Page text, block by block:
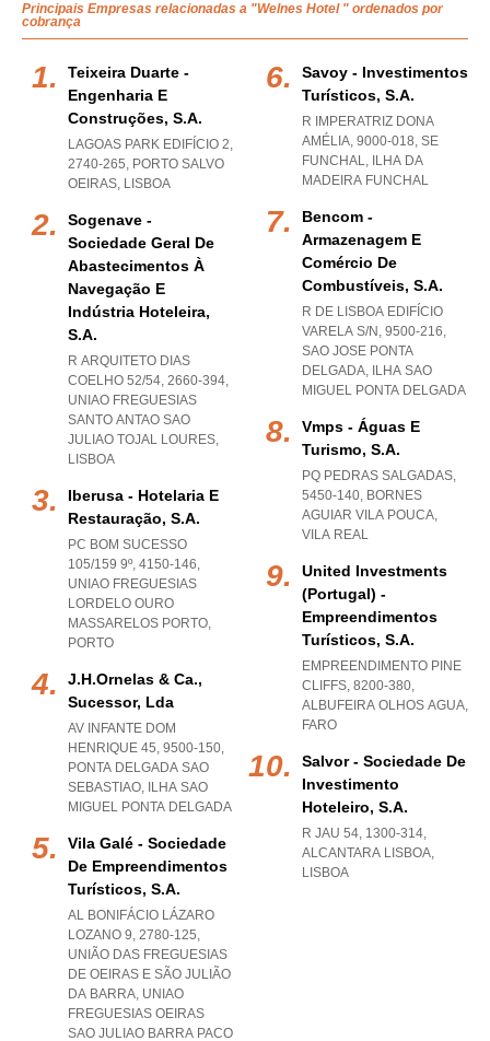
Principais Empresas relacionadas a "Welnes Hotel " ordenados por
cobrança
Teixeira Duarte -
Engenharia E
Construções, S.a.
LAGOAS PARK EDIFÍCIO 2,
2740-265, PORTO SALVO
OEIRAS, LISBOA
Sogenave -
Sociedade Geral De
Abastecimentos À
Navegação E
Indústria Hoteleira,
S.a.
R ARQUITETO DIAS
COELHO 52/54, 2660-394,
UNIAO FREGUESIAS
SANTO ANTAO SAO
JULIAO TOJAL LOURES,
LISBOA
Iberusa - Hotelaria E
Restauração, S.a.
PC BOM SUCESSO
105/159 9º, 4150-146,
UNIAO FREGUESIAS
LORDELO OURO
MASSARELOS PORTO,
PORTO
J.h.ornelas & Ca.,
Sucessor, Lda
AV INFANTE DOM
HENRIQUE 45, 9500-150,
PONTA DELGADA SAO
SEBASTIAO, ILHA SAO
MIGUEL PONTA DELGADA
Vila Galé - Sociedade
De Empreendimentos
Turísticos, S.a.
AL BONIFÁCIO LÁZARO
LOZANO 9, 2780-125,
UNIÃO DAS FREGUESIAS
DE OEIRAS E SÃO JULIÃO
DA BARRA, UNIAO
FREGUESIAS OEIRAS
SAO JULIAO BARRA PACO
Savoy - Investimentos
Turísticos, S.a.
R IMPERATRIZ DONA
AMÉLIA, 9000-018, SE
FUNCHAL, ILHA DA
MADEIRA FUNCHAL
Bencom -
Armazenagem E
Comércio De
Combustíveis, S.a.
R DE LISBOA EDIFÍCIO
VARELA S/N, 9500-216,
SAO JOSE PONTA
DELGADA, ILHA SAO
MIGUEL PONTA DELGADA
Vmps - Águas E
Turismo, S.a.
PQ PEDRAS SALGADAS,
5450-140, BORNES
AGUIAR VILA POUCA,
VILA REAL
United Investments
(portugal) -
Empreendimentos
Turísticos, S.a.
EMPREENDIMENTO PINE
CLIFFS, 8200-380,
ALBUFEIRA OLHOS AGUA,
FARO
Salvor - Sociedade De
Investimento
Hoteleiro, S.a.
R JAU 54, 1300-314,
ALCANTARA LISBOA,
LISBOA